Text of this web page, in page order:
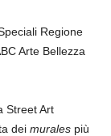
Regione
Arte Bellezza
Street Art
dei murales più